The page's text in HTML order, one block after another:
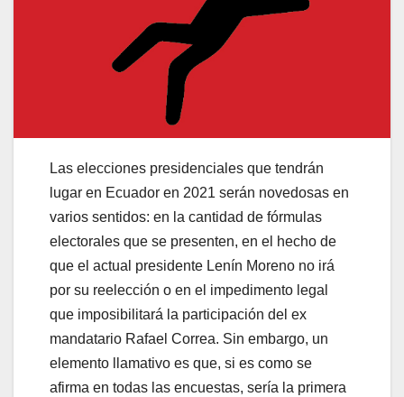
Las elecciones presidenciales que tendrán
lugar en Ecuador en 2021 serán novedosas en
varios sentidos: en la cantidad de fórmulas
electorales que se presenten, en el hecho de
que el actual presidente Lenín Moreno no irá
por su reelección o en el impedimento legal
que imposibilitará la participación del ex
mandatario Rafael Correa. Sin embargo, un
elemento llamativo es que, si es como se
afirma en todas las encuestas, sería la primera